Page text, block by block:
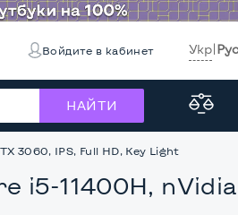
Войдите в кабинет Укр|Рус
НАЙТИ
3060, IPS, Full HD, Key Light
i5-11400H,